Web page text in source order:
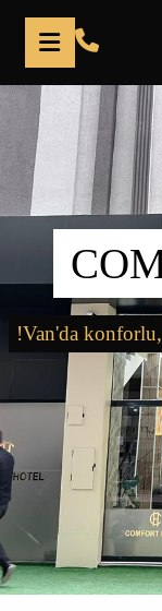
Van'da